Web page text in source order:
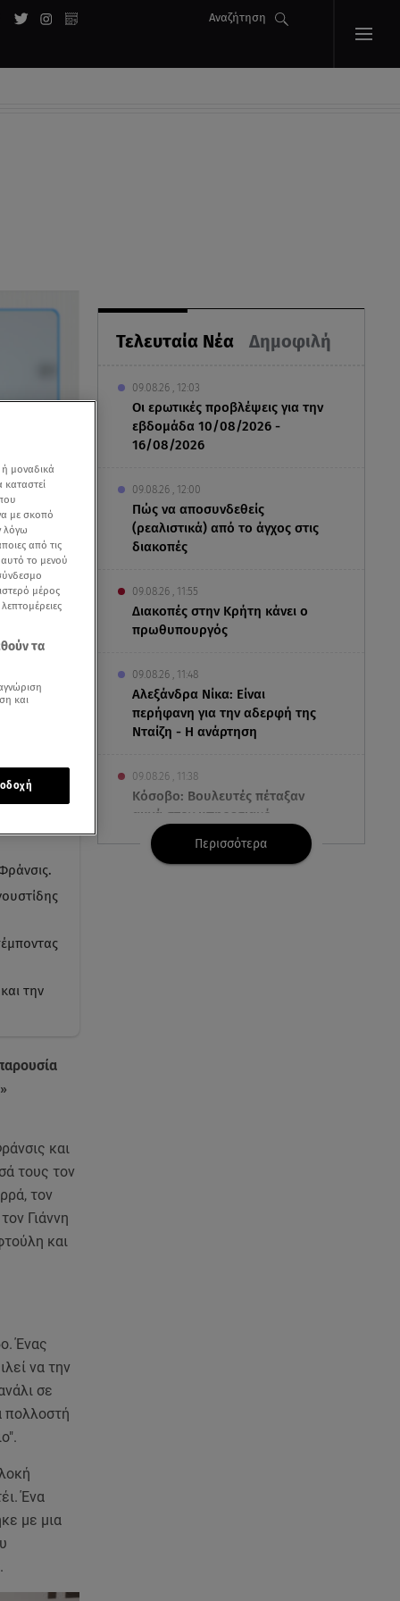
Αναζήτηση
Τελευταία Νέα Δημοφιλή
09.08.26 , 12:03
Οι ερωτικές προβλέψεις για την
εβδομάδα 10/08/2026 -
16/08/2026
09.08.26 , 12:00
Πώς να αποσυνδεθείς
(ρεαλιστικά) από το άγχος στις
διακοπές
09.08.26 , 11:55
Διακοπές στην Κρήτη κάνει ο
πρωθυπουργός
09.08.26 , 11:48
Αλεξάνδρα Νίκα: Είναι
περήφανη για την αδερφή της
Νταίζη - Η ανάρτηση
09.08.26 , 11:38
Κόσοβο: Βουλευτές πέταξαν
αυγά στον υπηρεσιακό
πρωθυπουργό
Περισσότερα
την
και
τους τον
τον
Γιάννη
και
Ένας
να την
σε
πολλοστή
Ένα
με μια
μοναδικά
με σκοπό
λόγω
από τις
αυτό το μενού
μέρος
τα
και